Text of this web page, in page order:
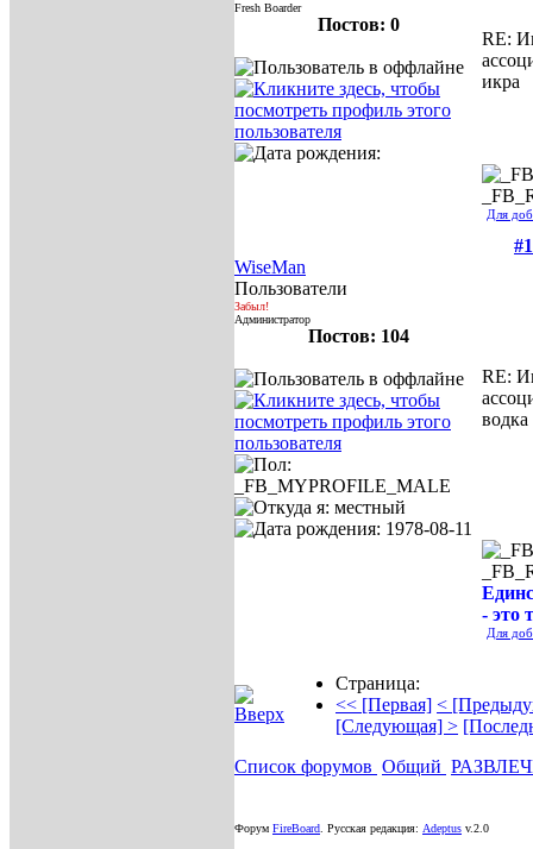
Fresh Boarder
Постов: 0
RE:
икра
Для
WiseMan
Пользователи
Забыл!
Администратор
Постов: 104
RE:
водка
- это
Для
Страница:
<< [Первая] <
[Следующая] >
Список форумов Общий
Форум FireBoard Русская редакция: Adeptus v.2.0